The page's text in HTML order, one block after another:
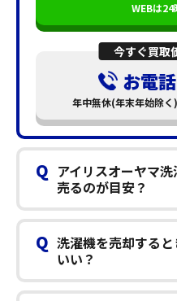
WEBは24
今すぐ買取
お電
年中無休(年末年始除
Q アイリスオーヤマ
売るのが目安？
Q 洗濯機を売却する
いい？